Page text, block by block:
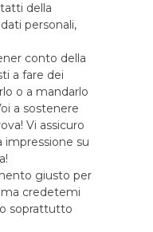
della
personali,
conto della
a fare dei
o a mandarlo
a sostenere
Vi assicuro
impressione su
giusto per
credetemi
soprattutto